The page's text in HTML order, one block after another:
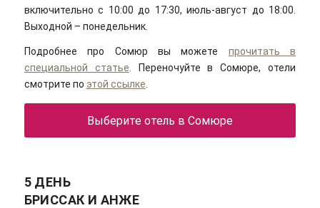
включительно с 10:00 до 17:30, июль-август до 18:00.
Выходной – понедельник.
Подробнее про Сомюр вы можете прочитать в
специальной статье . Переночуйте в Сомюре, отели
смотрите по этой ссылке
Выберите отель в Сомюре
5 ДЕНЬ
БРИССАК И АНЖЕ